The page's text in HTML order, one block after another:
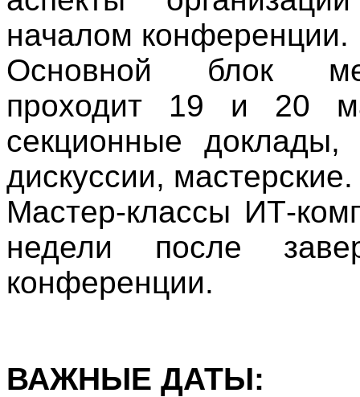
началом конференции.
Основной блок
проходит 19 и 20
секционные
дискуссии, мастерские.
Мастер-классы ИТ-
недели после
конференции.
ВАЖНЫЕ ДАТЫ: